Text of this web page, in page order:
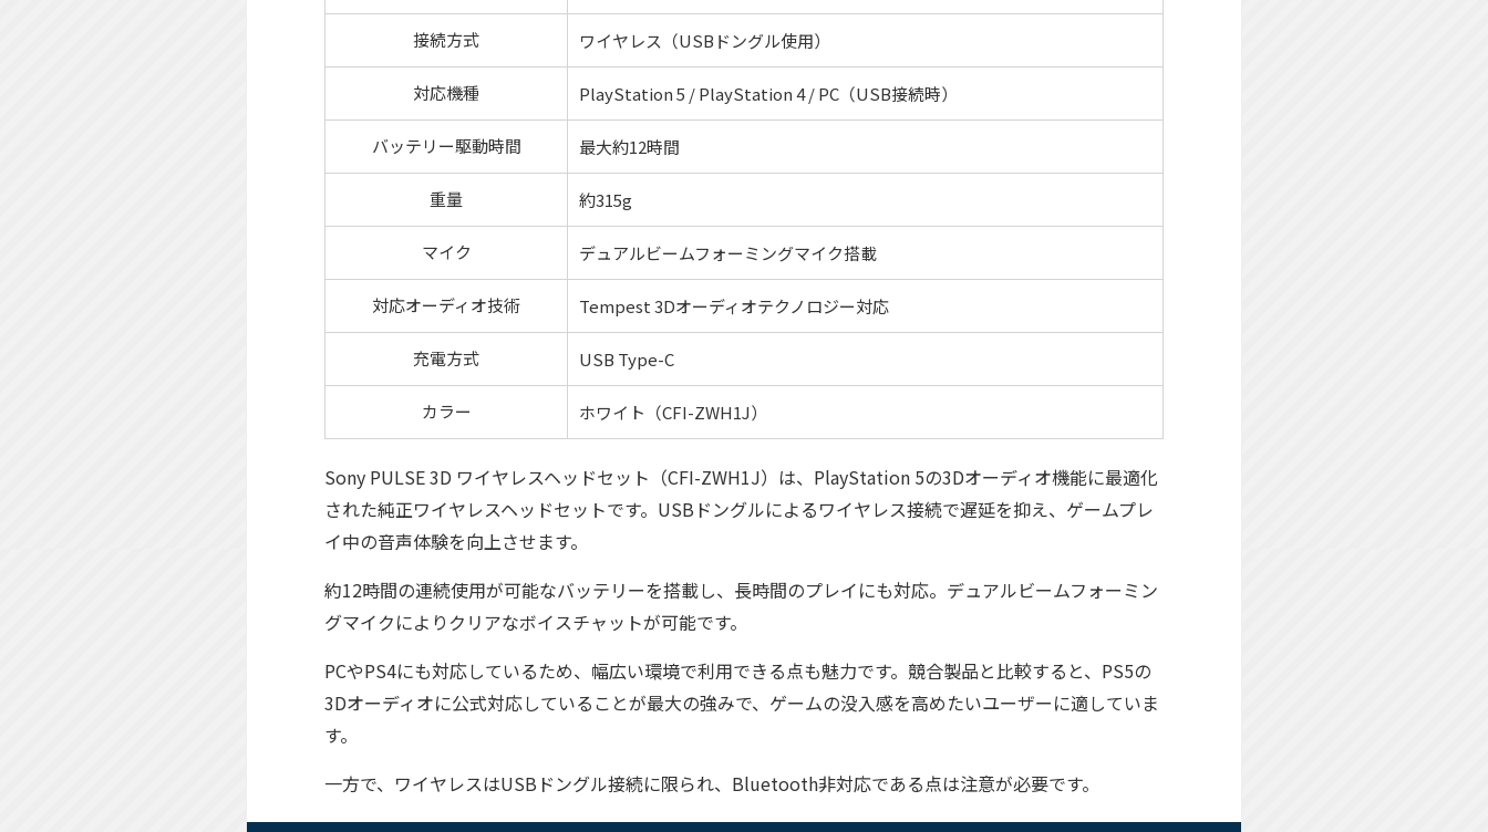
接続方式 ワイヤレス（USBドングル使用）
対応機種 PlayStation 5 / PlayStation 4 / PC（USB接続時）
バッテリー駆動時間 最大約12時間
重量 約315g
マイク デュアルビームフォーミングマイク搭載
対応オーディオ技術 Tempest 3Dオーディオテクノロジー対応
充電方式 USB Type-C
カラー ホワイト（CFI-ZWH1J）
Sony PULSE 3D ワイヤレスヘッドセット（CFI-ZWH1J）は、PlayStation 5の3Dオーディオ機能に最適化
された純正ワイヤレスヘッドセットです。USBドングルによるワイヤレス接続で遅延を抑え、ゲームプレ
イ中の音声体験を向上させます。
約12時間の連続使用が可能なバッテリーを搭載し、長時間のプレイにも対応。デュアルビームフォーミン
グマイクによりクリアなボイスチャットが可能です。
PCやPS4にも対応しているため、幅広い環境で利用できる点も魅力です。競合製品と比較すると、PS5の
3Dオーディオに公式対応していることが最大の強みで、ゲームの没入感を高めたいユーザーに適していま
す。
一方で、ワイヤレスはUSBドングル接続に限られ、Bluetooth非対応である点は注意が必要です。